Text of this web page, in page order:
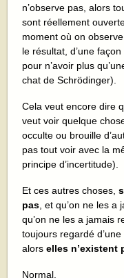
n’observe pas, alors
sont réellement
moment où on
le résultat, d’une
pour n’avoir plus
chat de Schrödinger).
Cela veut encore dire
veut voir quelque
occulte ou brouille
pas tout voir avec la
principe d’incertitude).
Et ces autres choses,
pas , et qu’on ne les
qu’on ne les a jamais
toujours regardé d’une
alorselles n’existent
Normal.